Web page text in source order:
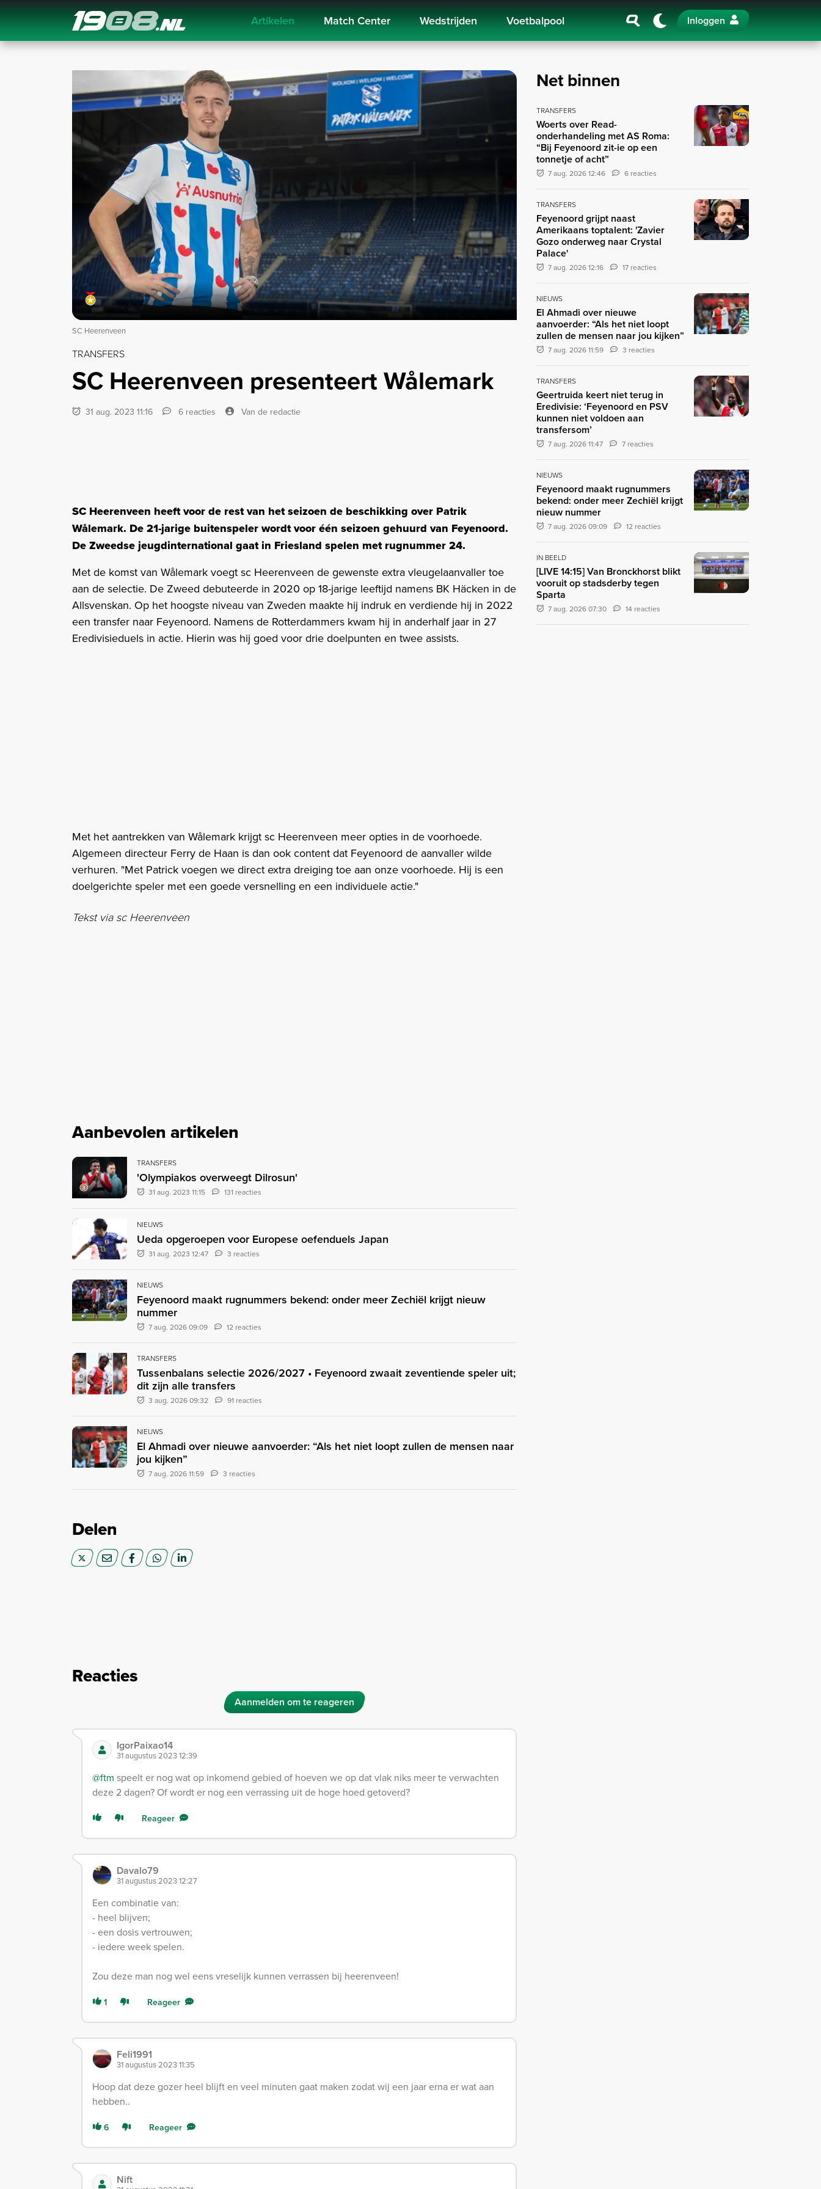
Navigation Artikelen Match Center Wedstrijden Voetbalpool Inloggen
SC Heerenveen
TRANSFERS
SC Heerenveen presenteert Wålemark
31 aug. 2023 11:16 6 reacties Van de redactie
SC Heerenveen heeft voor de rest van het seizoen de beschikking over Patrik
Wålemark. De 21-jarige buitenspeler wordt voor één seizoen gehuurd van Feyenoord.
De Zweedse jeugdinternational gaat in Friesland spelen met rugnummer 24.
Met de komst van Wålemark voegt sc Heerenveen de gewenste extra vleugelaanvaller toe
aan de selectie. De Zweed debuteerde in 2020 op 18-jarige leeftijd namens BK Häcken in de
Allsvenskan. Op het hoogste niveau van Zweden maakte hij indruk en verdiende hij in 2022
een transfer naar Feyenoord. Namens de Rotterdammers kwam hij in anderhalf jaar in 27
Eredivisieduels in actie. Hierin was hij goed voor drie doelpunten en twee assists.
Met het aantrekken van Wålemark krijgt sc Heerenveen meer opties in de voorhoede.
Algemeen directeur Ferry de Haan is dan ook content dat Feyenoord de aanvaller wilde
verhuren. "Met Patrick voegen we direct extra dreiging toe aan onze voorhoede. Hij is een
doelgerichte speler met een goede versnelling en een individuele actie."
Tekst via sc Heerenveen
Aanbevolen artikelen
TRANSFERS
'Olympiakos overweegt Dilrosun'
31 aug. 2023 11:15 131 reacties
NIEUWS
Ueda opgeroepen voor Europese oefenduels Japan
31 aug. 2023 12:47 3 reacties
NIEUWS
Feyenoord maakt rugnummers bekend: onder meer Zechiël krijgt nieuw
nummer
7 aug. 2026 09:09 12 reacties
TRANSFERS
Tussenbalans selectie 2026/2027 • Feyenoord zwaait zeventiende speler uit;
dit zijn alle transfers
3 aug. 2026 09:32 91 reacties
NIEUWS
El Ahmadi over nieuwe aanvoerder: “Als het niet loopt zullen de mensen naar
jou kijken”
7 aug. 2026 11:59 3 reacties
Delen
Reacties
Aanmelden om te reageren
IgorPaixao14
31 augustus 2023 12:39
@ftm speelt er nog wat op inkomend gebied of hoeven we op dat vlak niks meer te verwachten
deze 2 dagen? Of wordt er nog een verrassing uit de hoge hoed getoverd?
Reageer
Davalo79
31 augustus 2023 12:27
Een combinatie van:
- heel blijven;
- een dosis vertrouwen;
- iedere week spelen.
Zou deze man nog wel eens vreselijk kunnen verrassen bij heerenveen!
1 Reageer
Feli1991
31 augustus 2023 11:35
Hoop dat deze gozer heel blijft en veel minuten gaat maken zodat wij een jaar erna er wat aan
hebben..
6 Reageer
Nift
Net binnen
TRANSFERS
Woerts over Read-
onderhandeling met AS Roma:
“Bij Feyenoord zit-ie op een
tonnetje of acht”
7 aug. 2026 12:46 6 reacties
TRANSFERS
Feyenoord grijpt naast
Amerikaans toptalent: 'Zavier
Gozo onderweg naar Crystal
Palace'
7 aug. 2026 12:16 17 reacties
NIEUWS
El Ahmadi over nieuwe
aanvoerder: “Als het niet loopt
zullen de mensen naar jou kijken”
7 aug. 2026 11:59 3 reacties
TRANSFERS
Geertruida keert niet terug in
Eredivisie: ‘Feyenoord en PSV
kunnen niet voldoen aan
transfersom’
7 aug. 2026 11:47 7 reacties
NIEUWS
Feyenoord maakt rugnummers
bekend: onder meer Zechiël krijgt
nieuw nummer
7 aug. 2026 09:09 12 reacties
IN BEELD
[LIVE 14:15] Van Bronckhorst blikt
vooruit op stadsderby tegen
Sparta
7 aug. 2026 07:30 14 reacties